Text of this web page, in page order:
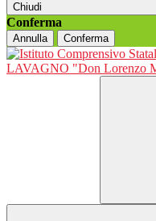
Chiudi
Conferma
Annulla Conferma
LAVAGNO "Don Lorenzo